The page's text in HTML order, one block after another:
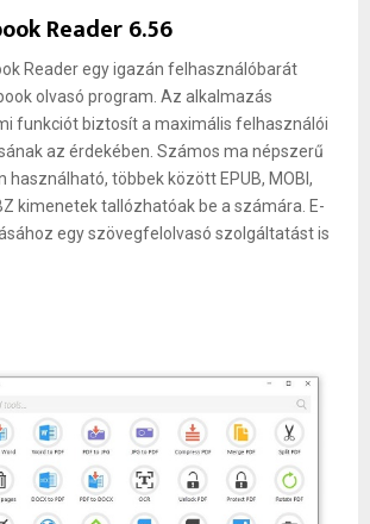
Reader 6.56
Reader egy igazán felhasználóbarát
olvasó program. Az alkalmazás
funkciót biztosít a maximális felhasználói
az érdekében. Számos ma népszerű
többek között EPUB, MOBI,
kimenetek tallózhatóak be a számára. E-
egy szövegfelolvasó szolgáltatást is